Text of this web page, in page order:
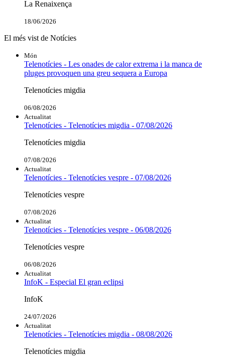
La Renaixença
18/06/2026
El més vist de Notícies
Món
Telenotícies - Les onades de calor extrema i la manca de
pluges provoquen una greu sequera a Europa
Telenotícies migdia
06/08/2026
Actualitat
Telenotícies - Telenotícies migdia - 07/08/2026
Telenotícies migdia
07/08/2026
Actualitat
Telenotícies - Telenotícies vespre - 07/08/2026
Telenotícies vespre
07/08/2026
Actualitat
Telenotícies - Telenotícies vespre - 06/08/2026
Telenotícies vespre
06/08/2026
Actualitat
InfoK - Especial El gran eclipsi
InfoK
24/07/2026
Actualitat
Telenotícies - Telenotícies migdia - 08/08/2026
Telenotícies migdia